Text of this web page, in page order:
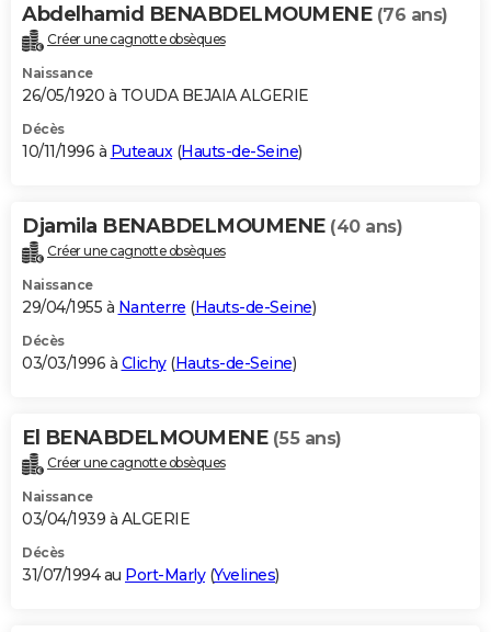
Abdelhamid BENABDELMOUMENE (76 ans)
Créer une cagnotte obsèques
Naissance
26/05/1920 à TOUDA BEJAIA ALGERIE
Décès
10/11/1996 à Puteaux(Hauts-de-Seine)
Djamila BENABDELMOUMENE (40 ans)
Créer une cagnotte obsèques
Naissance
29/04/1955 à Nanterre (Hauts-de-Seine)
Décès
03/03/1996 à Clichy(Hauts-de-Seine)
El BENABDELMOUMENE (55 ans)
Créer une cagnotte obsèques
Naissance
03/04/1939 à ALGERIE
Décès
31/07/1994 au Port-Marly(Yvelines)